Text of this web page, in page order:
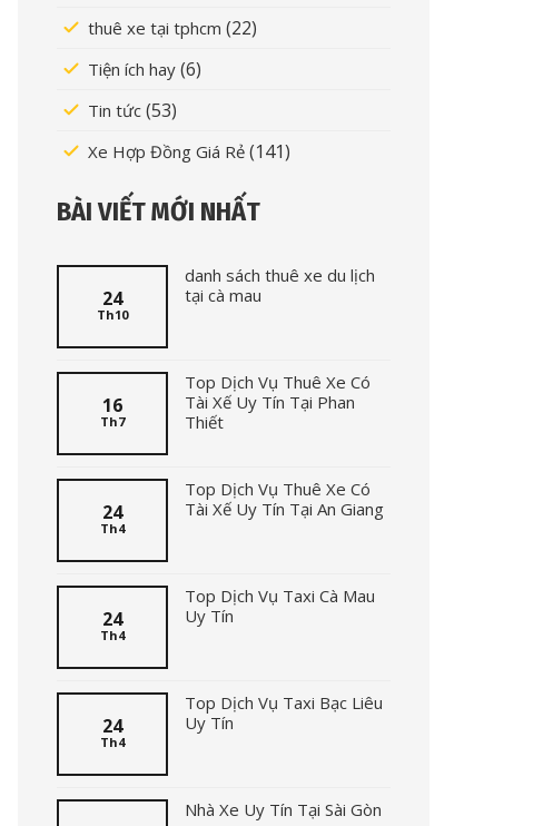
thuê xe tại tphcm (22)
Tiện ích hay (6)
Tin tức (53)
Xe Hợp Đồng Giá Rẻ (141)
BÀI VIẾT MỚI NHẤT
24
Th10
danh sách thuê xe du lịch
tại cà mau
16
Th7
Top Dịch Vụ Thuê Xe Có
Tài Xế Uy Tín Tại Phan
Thiết
24
Th4
Top Dịch Vụ Thuê Xe Có
Tài Xế Uy Tín Tại An Giang
24
Th4
Top Dịch Vụ Taxi Cà Mau
Uy Tín
24
Th4
Top Dịch Vụ Taxi Bạc Liêu
Uy Tín
Nhà Xe Uy Tín Tại Sài Gòn